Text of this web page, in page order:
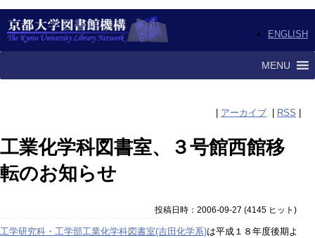
ENGLISH
MENU
アーカイブ RSS
工業化学科図書室、３号館西館移
転のお知らせ
投稿日時：2006-09-27 (4145 ヒット )
工学研究科・工学部工業化学科図書室(吉田化学系)は平成１８年度後期よ